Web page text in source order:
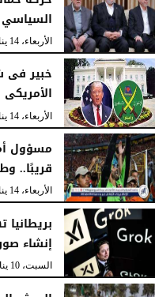
السياسي
الأربعاء، 14 يناير 2026
خبير فى
الأربعاء، 14 يناير 2026
مسؤول
قريبًا..
الأربعاء، 14 يناير 2026
إنشاء
السبت، 10 يناير 2026